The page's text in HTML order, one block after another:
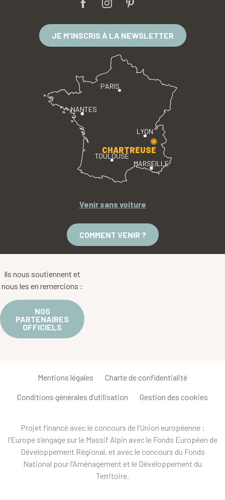
JE M'INSCRIS À LA NEWSLETTER
PARIS
LYON
TOULOUSE
MARSEILLE
NANTES
CHARTREUSE
Venir sans voiture
COMMENT VENIR ?
Ils nous soutiennent et
nous les en remercions :
NOS
PARTENAIRES
OFFICIELS
Mentions légales Charte de confidentialité
Conditions générales d’utilisation Gestion des cookies
Projet financé avec le concours de l’Union européenne :
l’Europe s’engage sur le Massif Alpin avec le Fonds Européen de
Développement Régional, et avec le concours du Fonds
National pour l’Aménagement et le Développement du
Territoire.